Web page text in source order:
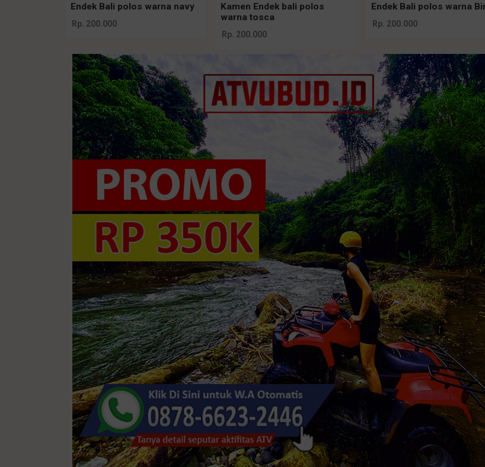
Endek Bali polos warna navy
Rp. 200.000
Kamen Endek bali polos
warna tosca
Rp. 200.000
Endek Bali polos warna
Rp. 200.000